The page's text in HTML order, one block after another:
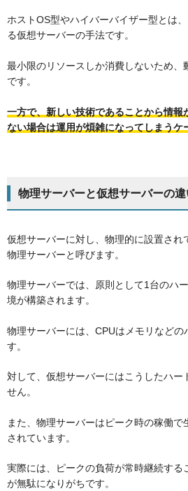
ホストOS型やハイバーバイザー型とは
る仮想サーバーの手法です。
最小限のリソースしか消費しないため、
です。
一方で、新しい技術であることから情報
ない場合は運用が煩雑になってしまうケ
物理サーバーと仮想サーバーの
仮想サーバーに対し、物理的に設置され
物理サーバーと呼びます。
物理サーバーでは、原則として1台のハ
境が構築されます。
物理サーバーには、CPUはメモリなどの
す。
対して、仮想サーバーにはこうしたハー
せん。
また、物理サーバーはピーク時の稼働
されています。
実際には、ピークの負荷が常時継続する
が無駄になりがちです。